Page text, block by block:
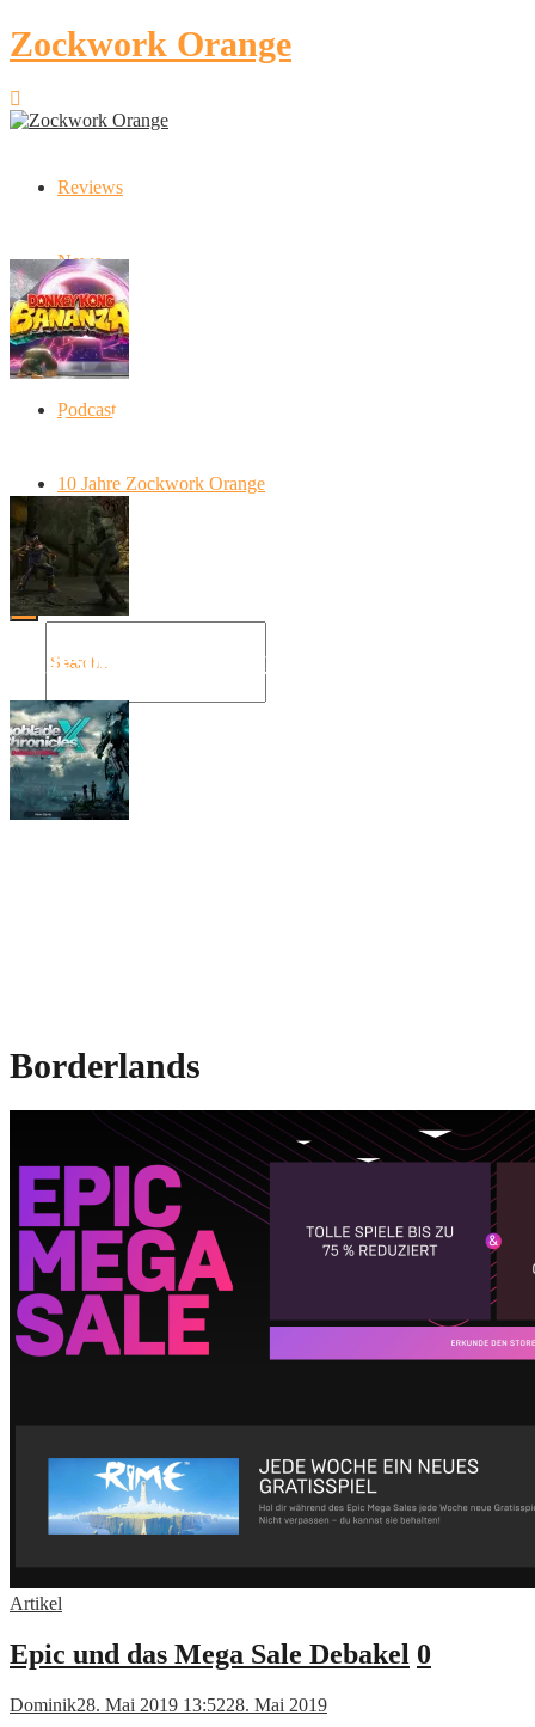
Zockwork Orange
Reviews
News
Artikel
Podcast
10 Jahre Zockwork Orange
Donkey Kong Bananza: “Ich mache alles
Angespielt: Legacy of Kain: Soul Reaver
Borderlands
Artikel
Epic und das Mega Sale Debakel 0
Dominik28. Mai 2019 13:5228. Mai 2019